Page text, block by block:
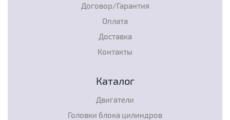
Договор/Гарантия
Оплата
Доставка
Контакты
Каталог
Двигатели
Головки блока цилиндров